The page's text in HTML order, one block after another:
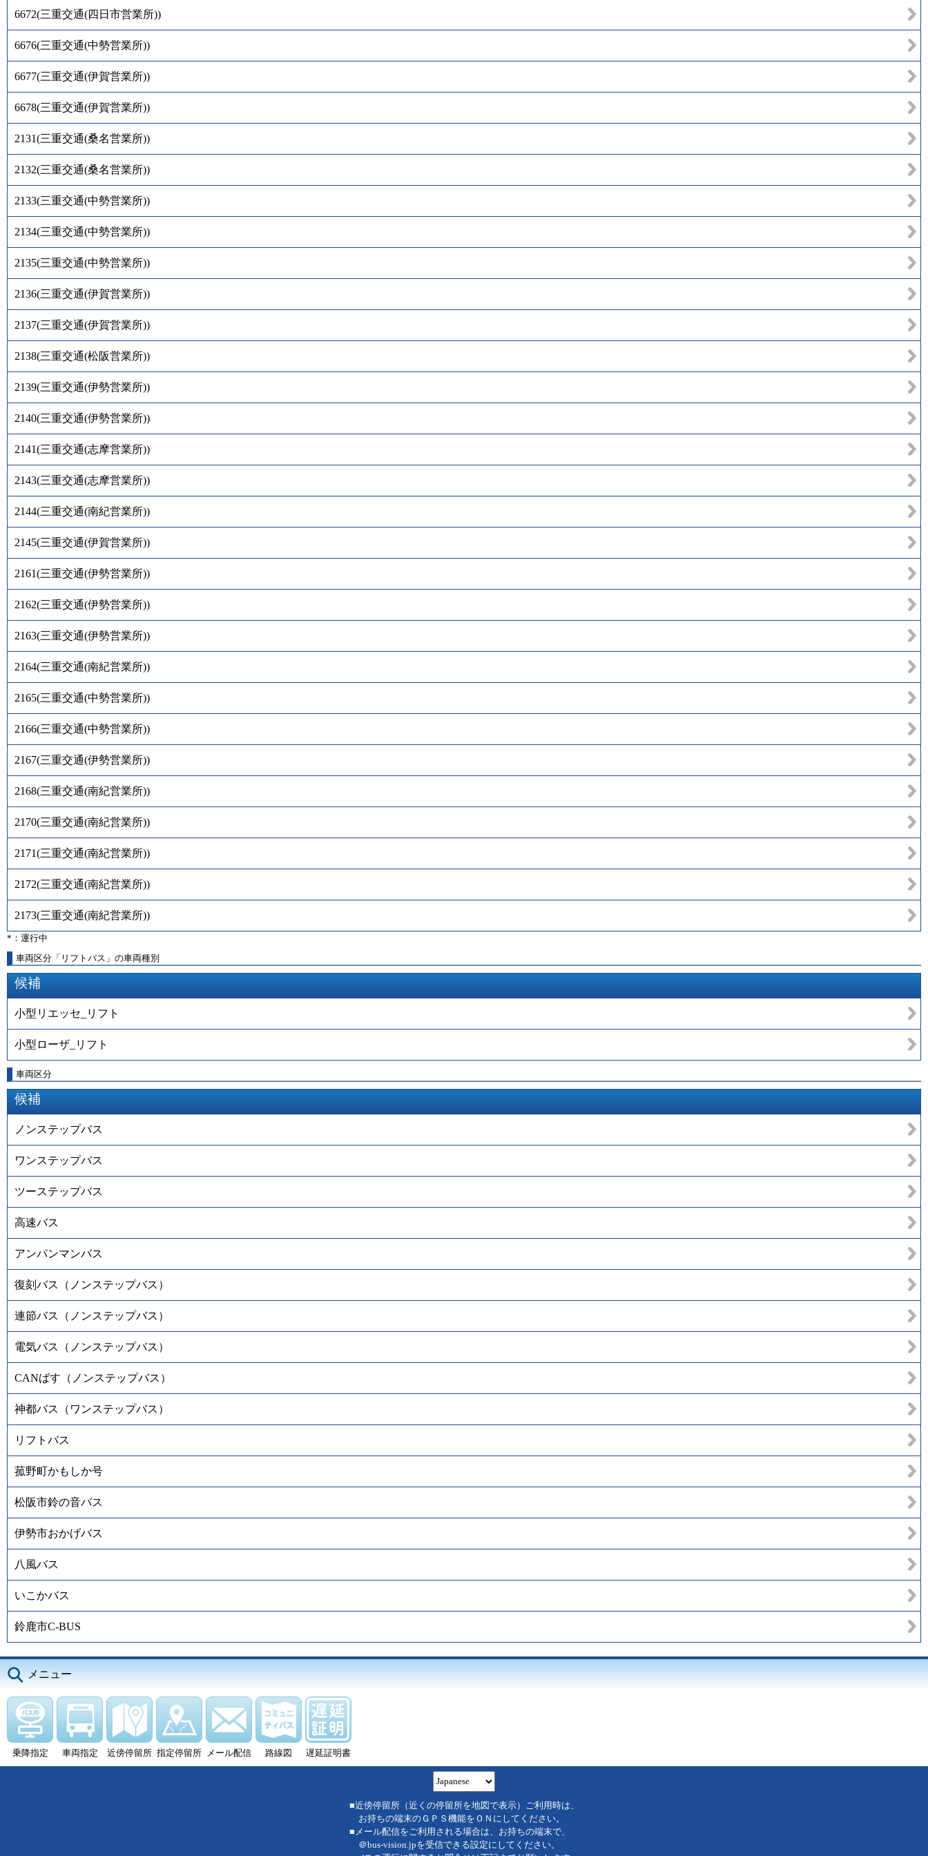
6672(三重交通(四日市営業所))
6676(三重交通(中勢営業所))
6677(三重交通(伊賀営業所))
6678(三重交通(伊賀営業所))
2131(三重交通(桑名営業所))
2132(三重交通(桑名営業所))
2133(三重交通(中勢営業所))
2134(三重交通(中勢営業所))
2135(三重交通(中勢営業所))
2136(三重交通(伊賀営業所))
2137(三重交通(伊賀営業所))
2138(三重交通(松阪営業所))
2139(三重交通(伊勢営業所))
2140(三重交通(伊勢営業所))
2141(三重交通(志摩営業所))
2143(三重交通(志摩営業所))
2144(三重交通(南紀営業所))
2145(三重交通(伊賀営業所))
2161(三重交通(伊勢営業所))
2162(三重交通(伊勢営業所))
2163(三重交通(伊勢営業所))
2164(三重交通(南紀営業所))
2165(三重交通(中勢営業所))
2166(三重交通(中勢営業所))
2167(三重交通(伊勢営業所))
2168(三重交通(南紀営業所))
2170(三重交通(南紀営業所))
2171(三重交通(南紀営業所))
2172(三重交通(南紀営業所))
2173(三重交通(南紀営業所))
*：運行中
車両区分「リフトバス」の車両種別
候補
小型リエッセ_リフト
小型ローザ_リフト
車両区分
候補
ノンステップバス
ワンステップバス
ツーステップバス
高速バス
アンパンマンバス
復刻バス（ノンステップバス）
連節バス（ノンステップバス）
電気バス（ノンステップバス）
CANばす（ノンステップバス）
神都バス（ワンステップバス）
リフトバス
菰野町かもしか号
松阪市鈴の音バス
伊勢市おかげバス
八風バス
いこかバス
鈴鹿市C-BUS
メニュー
乗降指定 車両指定 近傍停留所 指定停留所 メール配信 路線図 遅延証明書
■近傍停留所（近くの停留所を地図で表示）ご利用時は、
お持ちの端末のＧＰＳ機能をＯＮにしてください。
■メール配信をご利用される場合は、お持ちの端末で、
＠bus-vision.jpを受信できる設定にしてください。